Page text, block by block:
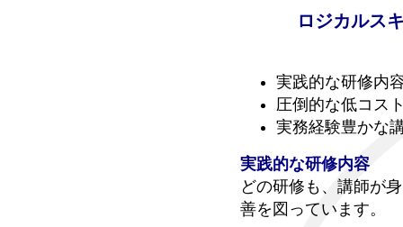
ロジカルス
実践的な研修内
圧倒的な低コス
実務経験豊かな
実践的な研修内容
どの研修も、講師が
善を図っています。